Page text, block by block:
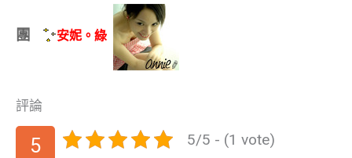
團 安妮。綠
評論
5 5/5 - (1 vote)